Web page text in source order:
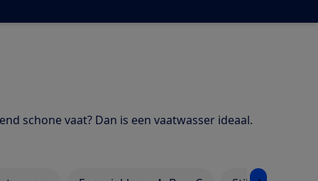
schone vaat? Dan is een vaatwasser ideaal.